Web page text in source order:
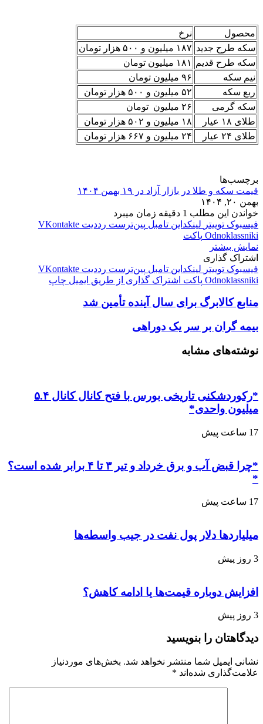
محصول
نرخ
سکه طرح جدید ۱۸۷ میلیون و ۵۰۰ هزار تومان
سکه طرح قدیم
۱۸۱ میلیون تومان
نیم سکه
۹۶ میلیون تومان
ربع سکه
۵۲ میلیون و ۵۰۰ هزار تومان
سکه گرمی
۲۶ میلیون تومان
طلای ۱۸ عیار
۱۸ میلیون و ۵۰۲ هزار تومان
طلای ۲۴ عیار
۲۴ میلیون و ۶۶۷ هزار تومان
برچسب‌ها
قیمت سکه و طلا در بازار آزاد در ۱۹ بهمن ۱۴۰۴
بهمن ۲۰, ۱۴۰۴
خواندن این مطلب 1 دقیقه زمان میبرد
فیسبوک توییتر لینکداین تامبل ‫پین‌ترست ‫رددیت ‫VKontakte
‫Odnoklassniki پاکت
نمایش بیشتر
اشتراک گذاری
فیسبوک توییتر لینکداین تامبل ‫پین‌ترست ‫رددیت ‫VKontakte
‫Odnoklassniki پاکت اشتراک گذاری از طریق ایمیل چاپ
منابع کالابرگ برای سال آینده تأمین شد
بیمه گران بر سر یک دوراهی
نوشته‌های مشابه
*رکوردشکنی تاریخی بورس با فتح کانال کانال ۵.۴
میلیون واحدی*
17 ساعت پیش
*چرا قبض آب و برق خرداد و تیر ۳ تا ۴ برابر شده است؟
*
17 ساعت پیش
میلیاردها دلار پول نفت در جیب واسطه‌ها
3 روز پیش
افزایش دوباره قیمت‌ها یا ادامه کاهش؟
3 روز پیش
دیدگاهتان را بنویسید
نشانی ایمیل شما منتشر نخواهد شد. بخش‌های موردنیاز
علامت‌گذاری شده‌اند *